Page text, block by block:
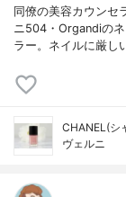
同僚の美容カウンセ
ニ504・Organdiの
ラー。ネイルに厳し
CHANEL(シ
ヴェルニ